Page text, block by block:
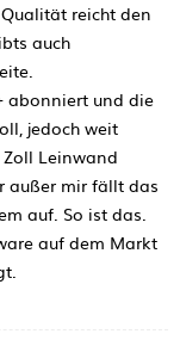
reicht den
auch
abonniert und die
jedoch weit
Leinwand
außer mir fällt das
auf. So ist das.
auf dem Markt